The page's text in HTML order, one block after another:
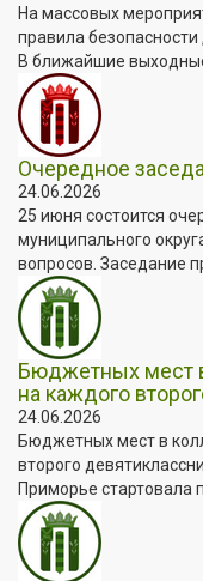
На массовых
правила
В ближайшие
Очередное
24.06.2026
25 июня состоится
муниципального
вопросов. Заседание
Бюджетных мест
на каждого
24.06.2026
Бюджетных мест в
второго
Приморье стартовала